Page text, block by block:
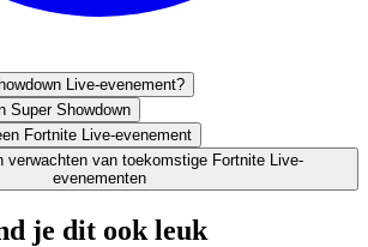
Live-evenement?
Super Showdown
Fortnite Live-evenement
verwachten van toekomstige Fortnite Live-
evenementen
je dit ook leuk